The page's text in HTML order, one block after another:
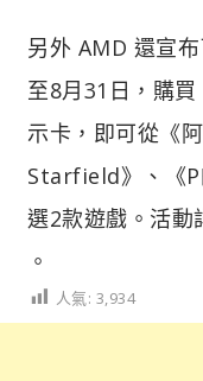
另外 AMD 還宣
至8月31日，購
示卡，即可從《
Starfield》、《P
選2款遊戲。活動
。
人氣: 3,934